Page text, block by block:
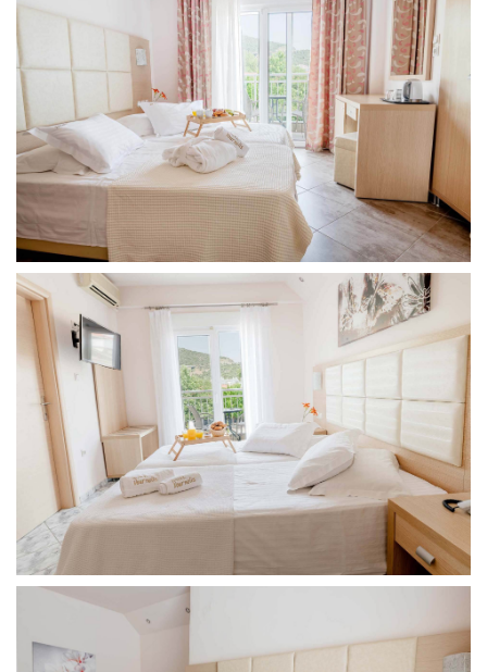
Anreise und
abreise
Check-in:
15:00 - 23:00
Check-out:
09:30 - 11.00